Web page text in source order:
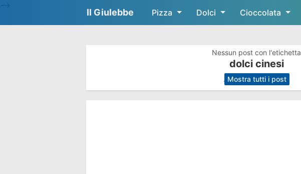
Il Giulebbe Pizza Dolci Cioccolata
Nessun post con l'etichetta
dolci cinesi
. Mostra tutti i post